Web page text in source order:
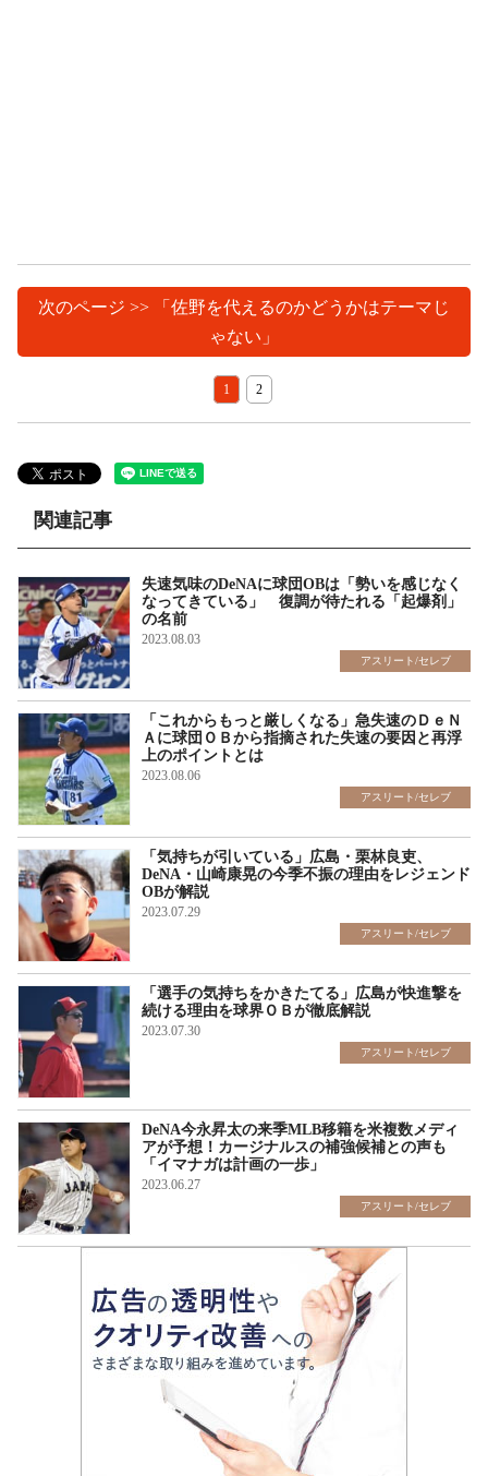
次のページ >> 「佐野を代えるのかどうかはテーマじ
ゃない」
1 2
関連記事
失速気味のDeNAに球団OBは「勢いを感じなく
なってきている」 復調が待たれる「起爆剤」
の名前
2023.08.03
アスリート/セレブ
「これからもっと厳しくなる」急失速のＤｅＮ
Ａに球団ＯＢから指摘された失速の要因と再浮
上のポイントとは
2023.08.06
アスリート/セレブ
「気持ちが引いている」広島・栗林良吏、
DeNA・山崎康晃の今季不振の理由をレジェンド
OBが解説
2023.07.29
アスリート/セレブ
「選手の気持ちをかきたてる」広島が快進撃を
続ける理由を球界ＯＢが徹底解説
2023.07.30
アスリート/セレブ
DeNA今永昇太の来季MLB移籍を米複数メディ
アが予想！カージナルスの補強候補との声も
「イマナガは計画の一歩」
2023.06.27
アスリート/セレブ